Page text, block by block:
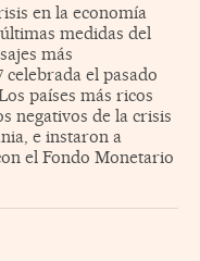
en la economía
medidas del
más
el pasado
países más ricos
negativos de la crisis
e instaron a
el Fondo Monetario